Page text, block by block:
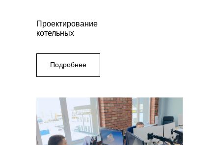
Проектирование
котельных
Подробнее